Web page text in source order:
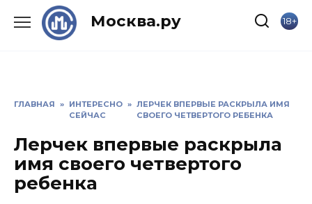
Москва.ру 18+
ГЛАВНАЯ » ИНТЕРЕСНО
СЕЙЧАС
» ЛЕРЧЕК ВПЕРВЫЕ РАСКРЫЛА ИМЯ
СВОЕГО ЧЕТВЕРТОГО РЕБЕНКА
Лерчек впервые раскрыла
имя своего четвертого
ребенка